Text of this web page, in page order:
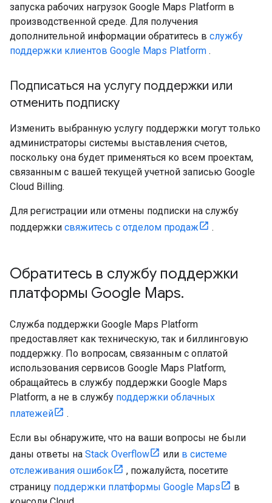
запуска рабочих нагрузок Google Maps Platform в
производственной среде. Для получения
дополнительной информации обратитесь в службу
поддержки клиентов Google Maps Platform .
Подписаться на услугу поддержки или
отменить подписку
Изменить выбранную услугу поддержки могут только
администраторы системы выставления счетов,
поскольку она будет применяться ко всем проектам,
связанным с вашей текущей учетной записью Google
Cloud Billing.
Для регистрации или отмены подписки на службу
поддержки свяжитесь с отделом продаж .
Обратитесь в службу поддержки
платформы Google Maps.
Служба поддержки Google Maps Platform
предоставляет как техническую, так и биллинговую
поддержку. По вопросам, связанным с оплатой
использования сервисов Google Maps Platform,
обращайтесь в службу поддержки Google Maps
Platform, а не в службу поддержки облачных
платежей
.
Если вы обнаружите, что на ваши вопросы не были
даны ответы на Stack Overflow или в системе
отслеживания ошибок
, пожалуйста, посетите
страницу поддержки платформы Google Maps
в